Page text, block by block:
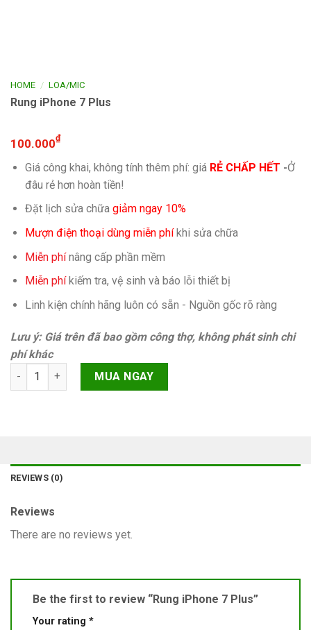
HOME / LOA/MIC
Rung iPhone 7 Plus
100.000₫
Giá công khai, không tính thêm phí: giá RẺ CHẤP HẾT -Ở
đâu rẻ hơn hoàn tiền!
Đặt lịch sửa chữa giảm ngay 10%
Mượn điện thoại dùng miễn phíkhi sửa chữa
Miễn phínâng cấp phần mềm
Miễn phíkiếm tra, vệ sinh và báo lỗi thiết bị
Linh kiện chính hãng luôn có sẵn - Nguồn gốc rõ ràng
Lưu ý: Giá trên đã bao gồm công thợ, không phát sinh chi
phí khác
Rung iPhone 7 Plus quantity
MUA NGAY
REVIEWS (0)
Reviews
There are no reviews yet.
Be the first to review “Rung iPhone 7 Plus”
Your rating *